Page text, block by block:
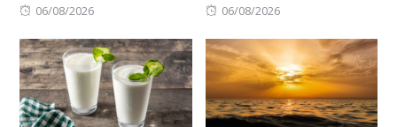
Posted
06/08/2026
Posted
06/08/2026